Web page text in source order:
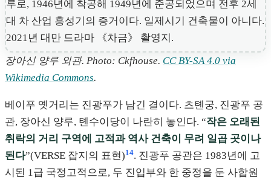
장아신 양루 외관. Photo: Ckfhouse. CC BY-SA 4.0 via
Wikimedia Commons.
베이푸 옛거리는 진광푸가 남긴 결이다. 츠톈궁, 진광푸 공
관, 장아신 양루, 톈수이당이 나란히 놓인다. “작은 오래된
취락의 거리 구역에 고적과 역사 건축이 무려 일곱 곳이나
된다”(VERSE 잡지의 표현)14. 진광푸 공관은 1983년에 고
시된 1급 국정고적으로, 두 진입부와 한 중정을 둔 사합원